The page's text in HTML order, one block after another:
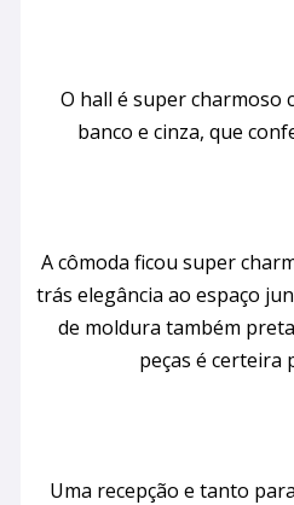
O hall é super charmoso
banco e cinza, que
A cômoda ficou super
trás elegância ao espaço
de moldura também
peças é certeira
Uma recepção e tanto